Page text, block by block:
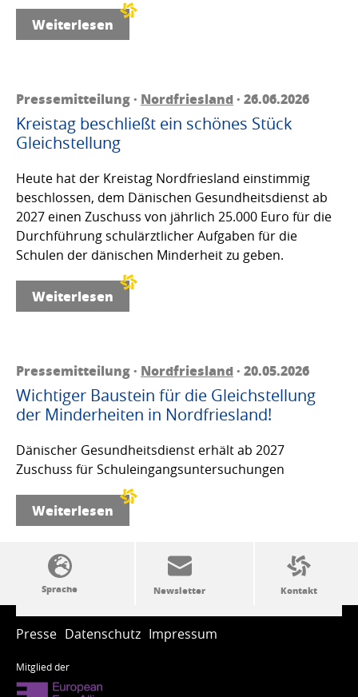
Weiterlesen
Pressemitteilung · Nordfriesland· 26.06.2026
Kreistag beschließt ein schönes Stück
Gleichstellung
Heute hat der Kreistag Nordfriesland einstimmig
beschlossen, dem Dänischen Gesundheitsdienst ab
2027 einen Zuschuss von jährlich 25.000 Euro für die
Durchführung schulärztlicher Aufgaben für die
Schulen der dänischen Minderheit zu geben.
Weiterlesen
Pressemitteilung · Nordfriesland· 20.05.2026
Wichtiger Baustein für die Gleichstellung
der Minderheiten in Nordfriesland!
Dänischer Gesundheitsdienst erhält ab 2027
Zuschuss für Schuleingangsuntersuchungen
Weiterlesen
SSW-Politik von A bis Z
Presse Datenschutz Impressum
Mitglied der